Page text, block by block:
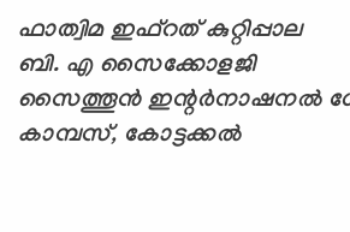
ഫാത്വിമ ഇഫ്റത് കുറ്റിപ്പാല
ബി. എ സൈക്കോളജി
സൈത്തൂൻ ഇന്റർനാഷനൽ
കാമ്പസ്, കോട്ടക്കൽ